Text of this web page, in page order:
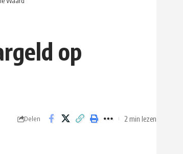
op
Delen 2 min lezen